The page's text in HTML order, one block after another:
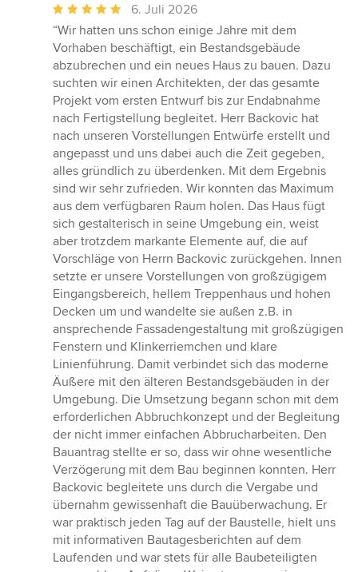
Durchschnittliche
Bewertung:
5
von
5
Sternen
6. Juli 2026
“Wir hatten uns schon einige Jahre mit dem
Vorhaben beschäftigt, ein Bestandsgebäude
abzubrechen und ein neues Haus zu bauen. Dazu
suchten wir einen Architekten, der das gesamte
Projekt vom ersten Entwurf bis zur Endabnahme
nach Fertigstellung begleitet. Herr Backovic hat
nach unseren Vorstellungen Entwürfe erstellt und
angepasst und uns dabei auch die Zeit gegeben,
alles gründlich zu überdenken. Mit dem Ergebnis
sind wir sehr zufrieden. Wir konnten das Maximum
aus dem verfügbaren Raum holen. Das Haus fügt
sich gestalterisch in seine Umgebung ein, weist
aber trotzdem markante Elemente auf, die auf
Vorschläge von Herrn Backovic zurückgehen. Innen
setzte er unsere Vorstellungen von großzügigem
Eingangsbereich, hellem Treppenhaus und hohen
Decken um und wandelte sie außen z.B. in
ansprechende Fassadengestaltung mit großzügigen
Fenstern und Klinkerriemchen und klare
Linienführung. Damit verbindet sich das moderne
Äußere mit den älteren Bestandsgebäuden in der
Umgebung. Die Umsetzung begann schon mit dem
erforderlichen Abbruchkonzept und der Begleitung
der nicht immer einfachen Abbrucharbeiten. Den
Bauantrag stellte er so, dass wir ohne wesentliche
Verzögerung mit dem Bau beginnen konnten. Herr
Backovic begleitete uns durch die Vergabe und
übernahm gewissenhaft die Bauüberwachung. Er
war praktisch jeden Tag auf der Baustelle, hielt uns
mit informativen Bautagesberichten auf dem
Laufenden und war stets für alle Baubeteiligten